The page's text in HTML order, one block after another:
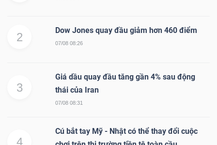
2
Dow Jones quay đầu giảm hơn 460 điểm
07/08 08:26
3
Giá dầu quay đầu tăng gần 4% sau động
thái của Iran
07/08 08:31
4
Cú bắt tay Mỹ - Nhật có thể thay đổi cuộc